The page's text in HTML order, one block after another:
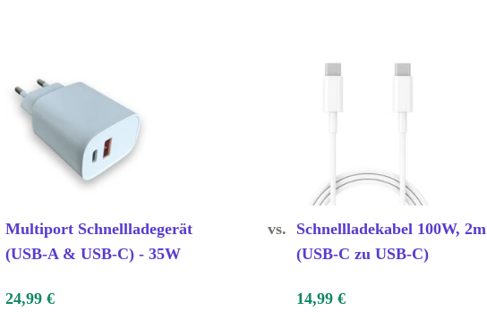
Multiport Schnellladegerät
(USB-A & USB-C) - 35W
vs.
Schnellladekabel 100W, 2m
(USB-C zu USB-C)
24,99 € 14,99 €